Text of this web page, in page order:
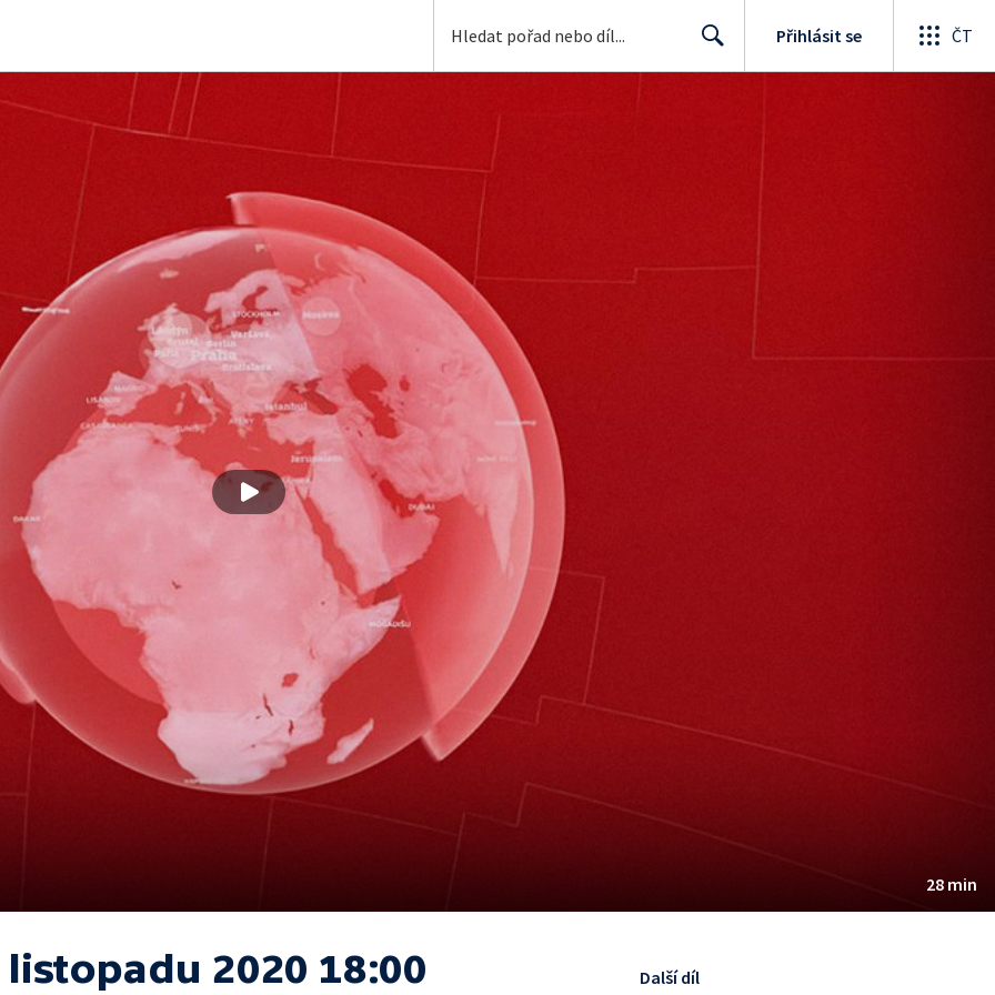
Přihlásit se ČT
28 min
listopadu 2020 18:00 Další díl